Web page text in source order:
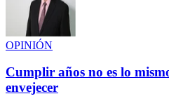
OPINIÓN
Cumplir años no es lo
envejecer